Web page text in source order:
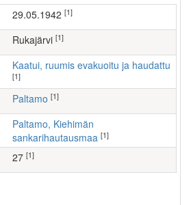
29.05.1942 [1]
Rukajärvi [1]
Kaatui, ruumis evakuoitu ja haudattu
[1]
Paltamo [1]
Paltamo, Kiehimän
sankarihautausmaa [1]
27 [1]